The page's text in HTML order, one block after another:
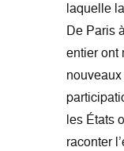
laquelle
De Paris
entier ont
les États
raconter